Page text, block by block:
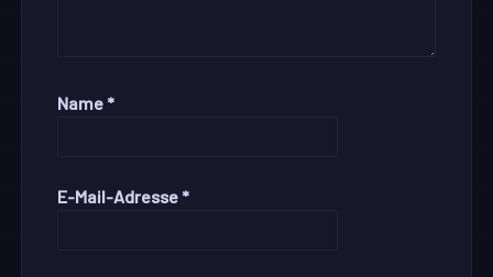
Name *
E-Mail-Adresse *